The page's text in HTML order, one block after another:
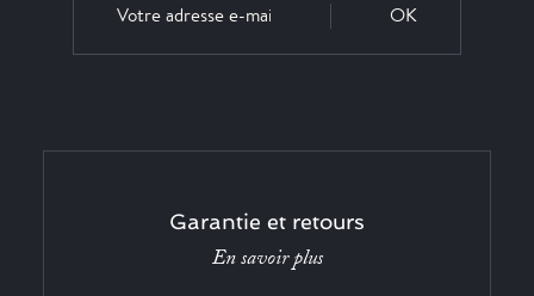
OK
Garantie et retours
En savoir plus